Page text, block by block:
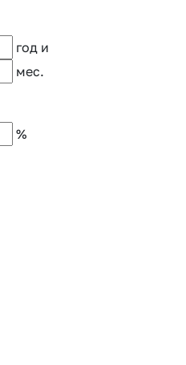
год и
мес.
%